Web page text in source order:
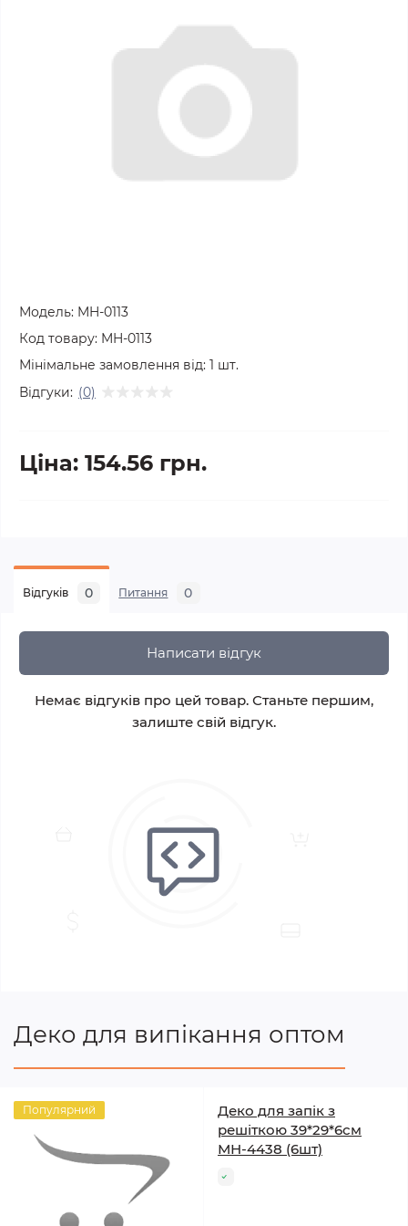
Модель: MH-0113
Код товару: MH-0113
Мінімальне замовлення від: 1 шт.
Відгуки: (0)
Ціна: 154.56 грн.
Відгуків 0 Питання 0
Написати відгук
Немає відгуків про цей товар. Станьте першим,
залиште свій відгук.
Деко для випікання оптом
Популярний
Деко для запік з
решіткою 39*29*6см
МН-4438 (6шт)